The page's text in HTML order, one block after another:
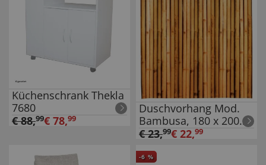
Küchenschrank Thekla
7680
€88,99€ 78,99
Duschvorhang Mod.
Bambusa, 180 x 200
cm
€23,99€ 22,99
-6 %